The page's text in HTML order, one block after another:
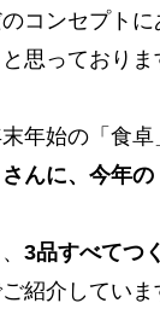
のコンセプト
思っておりま
年始の「食卓
さんに、今年
3品すべてつ
紹介してい